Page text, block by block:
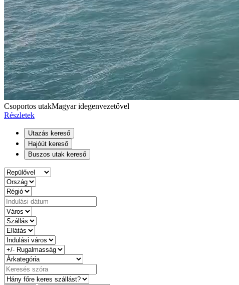
Csoportos utakMagyar idegenvezetővel
Részletek
Utazás kereső
Hajóút kereső
Buszos utak kereső